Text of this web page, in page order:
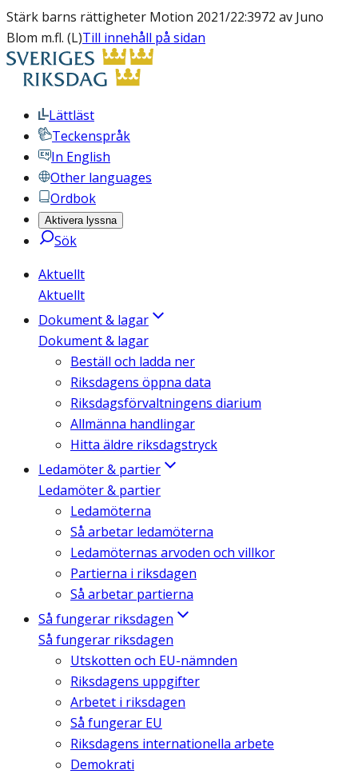
Stärk barns rättigheter Motion 2021/22:3972 av Juno
Blom m.fl. (L)Till innehåll på sidan
Lättläst
Teckenspråk
In English
Other languages
Ordbok
Aktivera lyssna
Sök
Aktuellt
Aktuellt
Dokument & lagar
Dokument & lagar
Beställ och ladda ner
Riksdagens öppna data
Riksdagsförvaltningens diarium
Allmänna handlingar
Hitta äldre riksdagstryck
Ledamöter & partier
Ledamöter & partier
Ledamöterna
Så arbetar ledamöterna
Ledamöternas arvoden och villkor
Partierna i riksdagen
Så arbetar partierna
Så fungerar riksdagen
Så fungerar riksdagen
Utskotten och EU-nämnden
Riksdagens uppgifter
Arbetet i riksdagen
Så fungerar EU
Riksdagens internationella arbete
Demokrati